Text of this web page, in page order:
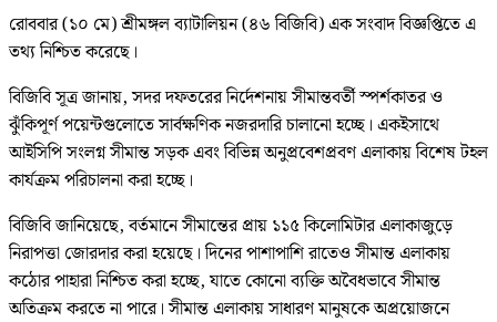
রোববার (১০ মে) শ্রীমঙ্গল ব্যাটালিয়ন (৪৬ বিজিবি) এক সংবাদ বিজ্ঞপ্তিতে এ
তথ্য নিশ্চিত করেছে।
বিজিবি সূত্র জানায়, সদর দফতরের নির্দেশনায় সীমান্তবর্তী স্পর্শকাতর ও
ঝুঁকিপূর্ণ পয়েন্টগুলোতে সার্বক্ষণিক নজরদারি চালানো হচ্ছে। একইসাথে
আইসিপি সংলগ্ন সীমান্ত সড়ক এবং বিভিন্ন অনুপ্রবেশপ্রবণ এলাকায় বিশেষ টহল
কার্যক্রম পরিচালনা করা হচ্ছে।
বিজিবি জানিয়েছে, বর্তমানে সীমান্তের প্রায় ১১৫ কিলোমিটার এলাকাজুড়ে
নিরাপত্তা জোরদার করা হয়েছে। দিনের পাশাপাশি রাতেও সীমান্ত এলাকায়
কঠোর পাহারা নিশ্চিত করা হচ্ছে, যাতে কোনো ব্যক্তি অবৈধভাবে সীমান্ত
অতিক্রম করতে না পারে। সীমান্ত এলাকায় সাধারণ মানুষকে অপ্রয়োজনে